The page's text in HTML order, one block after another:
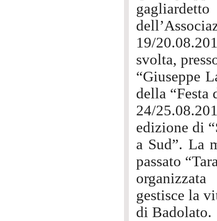
19/
svolta,
“Giuseppe
della “Festa
24/
edizione di
a Sud”. La
passato
gestisce la
di Badolato.